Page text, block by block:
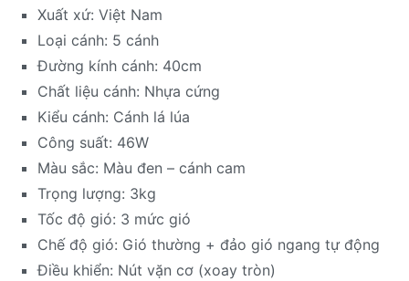
Xuất xứ: Việt Nam
Loại cánh: 5 cánh
Đường kính cánh: 40cm
Chất liệu cánh: Nhựa cứng
Kiểu cánh: Cánh lá lúa
Công suất: 46W
Màu sắc: Màu đen – cánh cam
Trọng lượng: 3kg
Tốc độ gió: 3 mức gió
Chế độ gió: Gió thường + đảo gió ngang tự động
Điều khiển: Nút vặn cơ (xoay tròn)